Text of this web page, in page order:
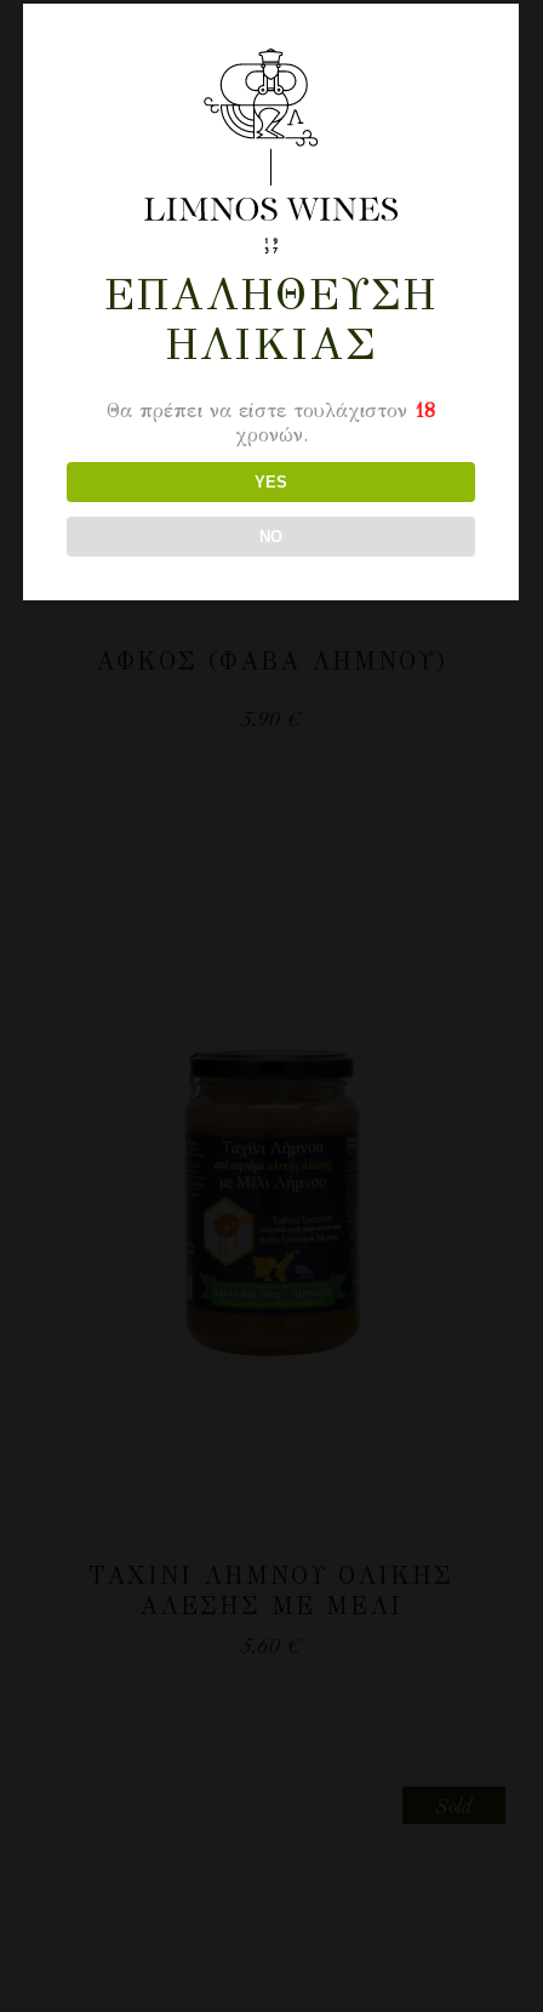
ΆΦΚΟΣ (ΦΆΒΑ ΛΉΜΝΟΥ)
5.90 €
ΤΑΧΊΝΙ ΛΉΜΝΟΥ ΟΛΙΚΉΣ
ΆΛΕΣΗΣ ΜΕ ΜΈΛΙ
5.60 €
Sold
ΕΠΑΛΉΘΕΥΣΗ
ΗΛΙΚΊΑΣ
Θα πρέπει να είστε τουλάχιστον 18
χρονών.
YES
NO